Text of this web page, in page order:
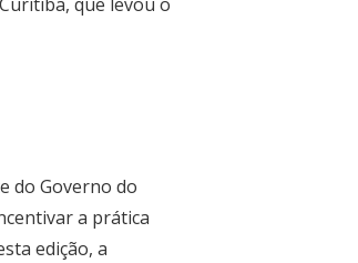
do Governo do
a prática
edição, a